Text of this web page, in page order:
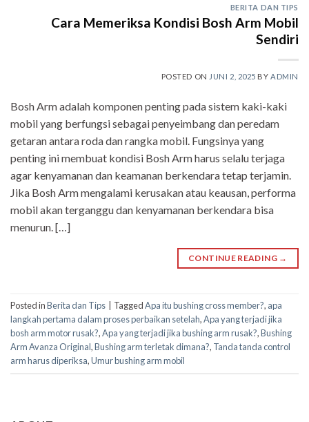
BERITA DAN TIPS
Cara Memeriksa Kondisi Bosh Arm Mobil
Sendiri
POSTED ON JUNI 2, 2025 BYADMIN
Bosh Arm adalah komponen penting pada sistem kaki-kaki
mobil yang berfungsi sebagai penyeimbang dan peredam
getaran antara roda dan rangka mobil. Fungsinya yang
penting ini membuat kondisi Bosh Arm harus selalu terjaga
agar kenyamanan dan keamanan berkendara tetap terjamin.
Jika Bosh Arm mengalami kerusakan atau keausan, performa
mobil akan terganggu dan kenyamanan berkendara bisa
menurun. […]
CONTINUE READING →
Posted inBerita dan Tips TaggedApa itu bushing cross member?, apa
langkah pertama dalam proses perbaikan setelah,Apa yang terjadi jika
bosh arm motor rusak?,Apa yang terjadi jika bushing arm rusak?,Bushing
Arm Avanza Original,Bushing arm terletak dimana?, Tanda tanda control
arm harus diperiksa,Umur bushing arm mobil